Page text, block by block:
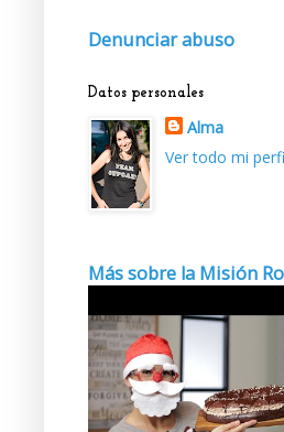
Denunciar abuso
Datos personales
Alma
Ver todo mi
Más sobre la Misión